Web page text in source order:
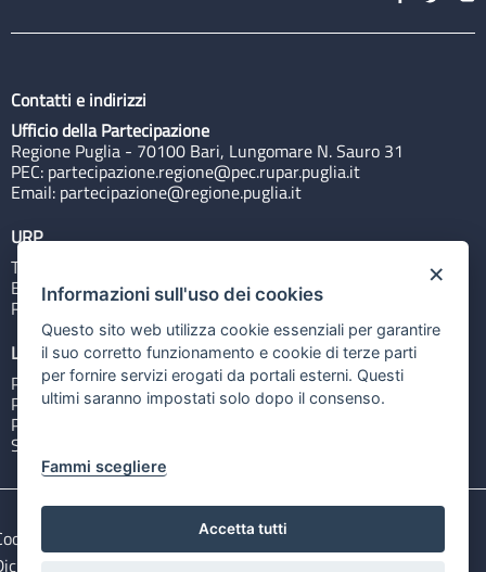
Contatti e indirizzi
Ufficio della Partecipazione
Regione Puglia - 70100 Bari, Lungomare N. Sauro 31
PEC: partecipazione.regione@pec.rupar.puglia.it
Email: partecipazione@regione.puglia.it
URP
Tel: 800713939
Email:quiregione@regione.puglia.it
Rubrica
Link utili
Portale Istituzionale
PO FESR Puglia 2014-2020
PSR Puglia 2014-2020
Sistema Puglia
e privacy
Note legali
di accessibilità
×
Informazioni sull'uso dei cookies
Questo sito web utilizza cookie essenziali per garantire
il suo corretto funzionamento e cookie di terze parti
per fornire servizi erogati da portali esterni. Questi
ultimi saranno impostati solo dopo il consenso.
Fammi scegliere
Accetta tutti